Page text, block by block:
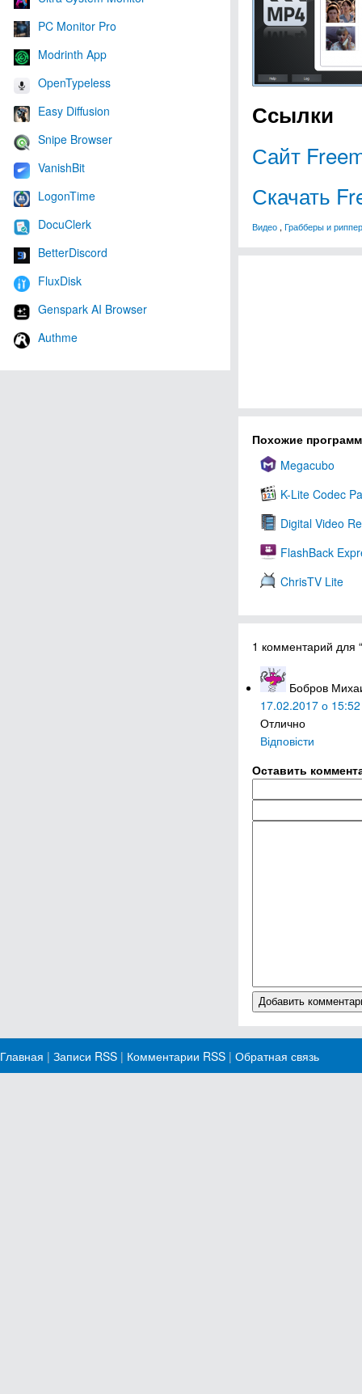
PC Monitor Pro
Modrinth App
OpenTypeless
Easy Diffusion
Snipe Browser
VanishBit
LogonTime
DocuClerk
BetterDiscord
FluxDisk
Genspark AI Browser
Authme
Ссылки
Сайт
Скачать
Видео , Грабберы и
Похожие
Megacubo
K-Lite Codec
Digital Video
FlashBack
ChrisTV Lite
1 комментарий для
Бобров
17.02.2017 о 15:52
Отлично
Відповісти
Оставить
Главная | Записи RSS | Комментарии RSS | Обратная связь